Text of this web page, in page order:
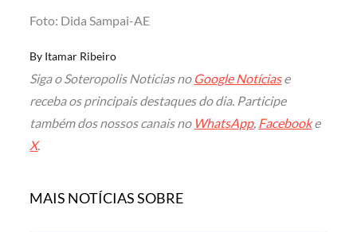
Foto: Dida Sampai-AE
By Itamar Ribeiro
Siga o Soteropolis Noticias no Google Notíciase
receba os principais destaques do dia. Participe
também dos nossos canais no WhatsApp, Facebooke
X.
MAIS NOTÍCIAS SOBRE